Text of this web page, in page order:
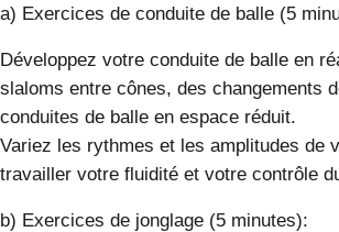
a) Exercices de conduite de balle (5
Développez votre conduite de balle en
slaloms entre cônes, des changements
conduites de balle en espace réduit.
Variez les rythmes et les amplitudes de
travailler votre fluidité et votre contrôle
b) Exercices de jonglage (5 minutes):